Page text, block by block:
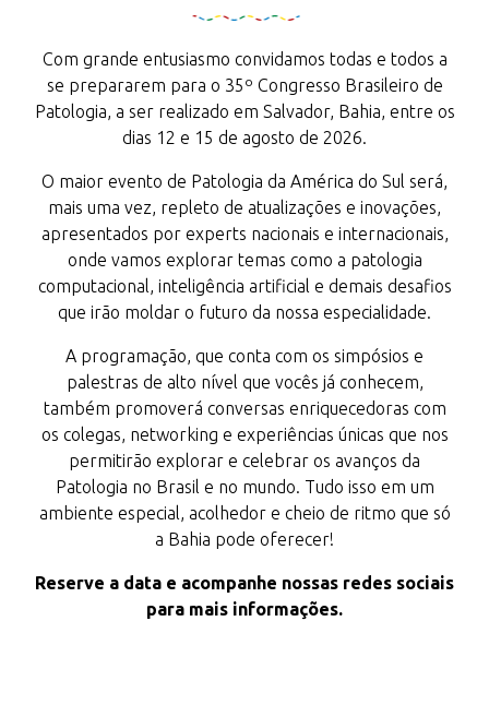
Com grande entusiasmo convidamos todas e todos a
se prepararem para o 35º Congresso Brasileiro de
Patologia, a ser realizado em Salvador, Bahia, entre os
dias 12 e 15 de agosto de 2026.
O maior evento de Patologia da América do Sul será,
mais uma vez, repleto de atualizações e inovações,
apresentados por experts nacionais e internacionais,
onde vamos explorar temas como a patologia
computacional, inteligência artificial e demais desafios
que irão moldar o futuro da nossa especialidade.
A programação, que conta com os simpósios e
palestras de alto nível que vocês já conhecem,
também promoverá conversas enriquecedoras com
os colegas, networking e experiências únicas que nos
permitirão explorar e celebrar os avanços da
Patologia no Brasil e no mundo. Tudo isso em um
ambiente especial, acolhedor e cheio de ritmo que só
a Bahia pode oferecer!
Reserve a data e acompanhe nossas redes sociais
para mais informações.